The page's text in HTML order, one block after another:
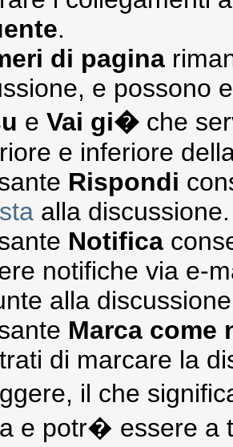
.
di pagina
e possono
e Vai gi�che
e inferiore
Rispondi
alla discussione.
Notifica
notifiche via e-
alla
Marca come
di marcare la
il che
e potr� essere a